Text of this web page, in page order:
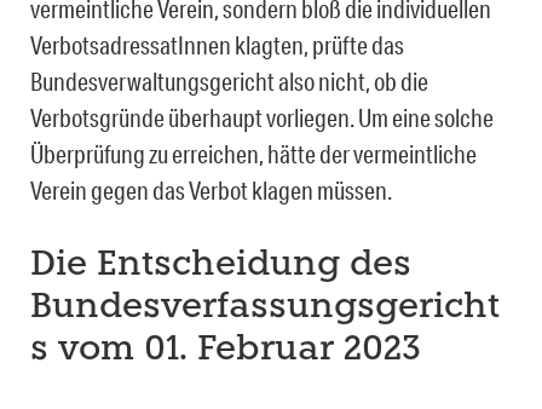
vermeintliche Verein, sondern bloß die individu­ellen
VerbotsadressatInnen klagten, prüfte das
Bundesverwaltungsgericht also nicht, ob die
Verbotsgründe überhaupt vorliegen. Um eine solche
Überprüfung zu erreichen, hätte der vermeintliche
Verein gegen das Verbot klagen müssen.
Die Entscheidung des
Bundesverfassungsgericht
s vom 01. Februar 2023